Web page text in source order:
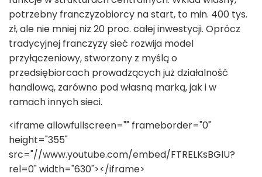
potrzebny franczyzobiorcy na start, to min. 400 tys.
zł, ale nie mniej niż 20 proc. całej inwestycji. Oprócz
tradycyjnej franczyzy sieć rozwija model
przyłączeniowy, stworzony z myślą o
przedsiębiorcach prowadzących już działalność
handlową, zarówno pod własną marką, jak i w
ramach innych sieci.
<iframe allowfullscreen="" frameborder="0"
height="355"
src="//www.youtube.com/embed/FTRELKsBGlU?
rel=0" width="630"></iframe>